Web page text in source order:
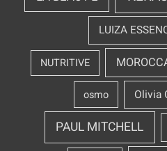
LUIZA
NUTRITIVE
Olivia
osmo
PAUL MITCHELL